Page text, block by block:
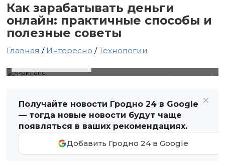
Как зарабатывать деньги
онлайн: практичные способы и
полезные советы
Главная / Интересно /Технологии
Получайте новости Гродно 24 в Google
— тогда новые новости будут чаще
появляться в ваших рекомендациях.
Добавить Гродно 24 в Google